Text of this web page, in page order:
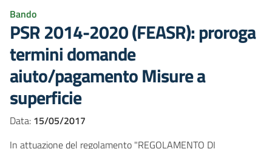
Bando
PSR 2014-2020 (FEASR): proroga
termini domande
aiuto/pagamento Misure a
superficie
Data: 15/05/2017
In attuazione del regolamento "REGOLAMENTO DI